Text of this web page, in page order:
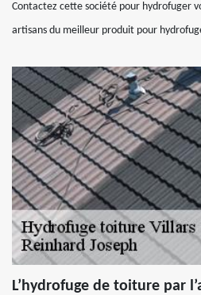
Contactez cette société pour hydrofuger
artisans du meilleur produit pour
L’hydrofuge de toiture par